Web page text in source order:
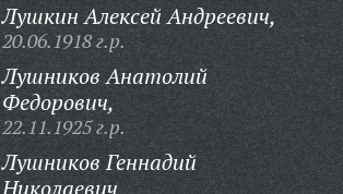
Лушкин Алексей Андреевич,
20.06.1918 г.р.
Лушников Анатолий
Федорович,
22.11.1925 г.р.
Лушников Геннадий
Николаевич